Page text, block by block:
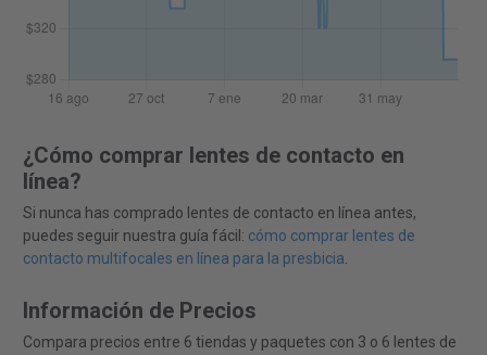
¿Cómo comprar lentes de contacto en
línea?
Si nunca has comprado lentes de contacto en línea antes,
puedes seguir nuestra guía fácil: cómo comprar lentes de
contacto multifocales en línea para la presbicia.
Información de Precios
Compara precios entre 6 tiendas y paquetes con 3 o 6 lentes de